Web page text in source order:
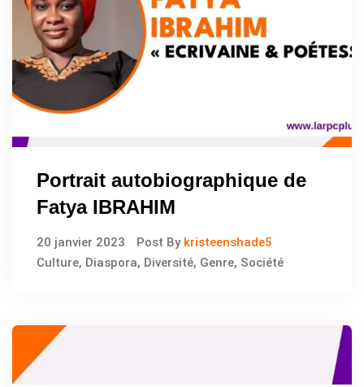
Portrait autobiographique de
Fatya IBRAHIM
20 janvier 2023 Post By kristeenshade5
Culture, Diaspora, Diversité, Genre, Société